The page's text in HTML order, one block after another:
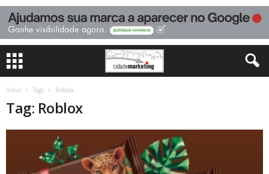
Início Tags Roblox
Tag: Roblox